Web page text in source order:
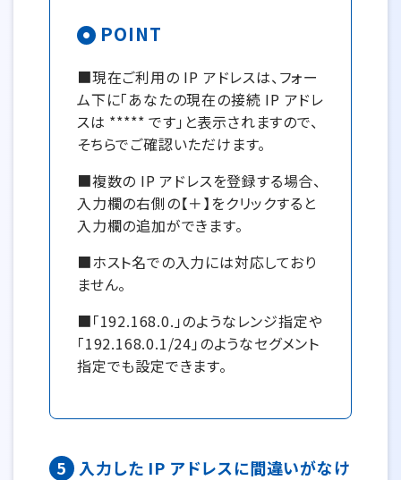
POINT
■現在ご利用の IP アドレスは、フォー
ム下に「あなたの現在の接続 IP アドレ
スは ***** です」と表示されますので、
そちらでご確認いただけます。
■複数の IP アドレスを登録する場合、
入力欄の右側の【＋】をクリックすると
入力欄の追加ができます。
■ホスト名での入力には対応しており
ません。
■「192.168.0.」のようなレンジ指定や
「192.168.0.1/24」のようなセグメント
指定でも設定できます。
5
入力した IP アドレスに間違いがなけ